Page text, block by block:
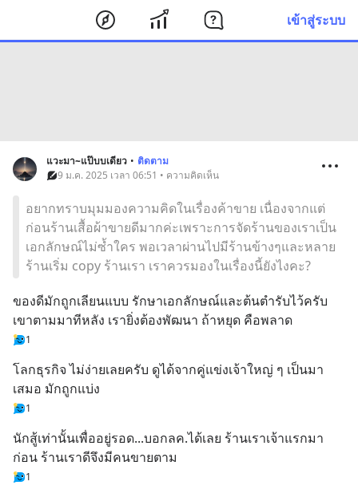
เข้าสู่ระบบ
แวะมา~แป๊บบเดียว • ติดตาม
9 ม.ค. 2025 เวลา 06:51 • ความคิดเห็น
อยากทราบมุมมองความคิดในเรื่องค้าขาย เนื่องจากแต่
ก่อนร้านเสื้อผ้าขายดีมากค่ะเพราะการจัดร้านของเราเป็น
เอกลักษณ์ไม่ซ้ำใคร พอเวลาผ่านไปมีร้านข้างๆและหลาย
ร้านเริ่ม copy ร้านเรา เราควรมองในเรื่องนี้ยังไงคะ?
ของดีมักถูกเลียนแบบ รักษาเอกลักษณ์และต้นตำรับไว้ครับ
เขาตามมาทีหลัง เรายิ่งต้องพัฒนา ถ้าหยุด คือพลาด
1
โลกธุรกิจ ไม่ง่ายเลยครับ ดูได้จากคู่แข่งเจ้าใหญ่ ๆ เป็นมา
เสมอ มักถูกแบ่ง
1
นักสู้เท่านั้นเพื่ออยู่รอด...บอกลค.ได้เลย ร้านเราเจ้าแรกมา
ก่อน ร้านเราดีจึงมีคนขายตาม
1